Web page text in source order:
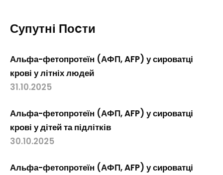
Супутні Поcти
Альфа-фетопротеїн (АФП, AFP) у сироватці
крові у літніх людей
31.10.2025
Альфа-фетопротеїн (АФП, AFP) у сироватці
крові у дітей та підлітків
30.10.2025
Альфа-фетопротеїн (АФП, AFP) у сироватці